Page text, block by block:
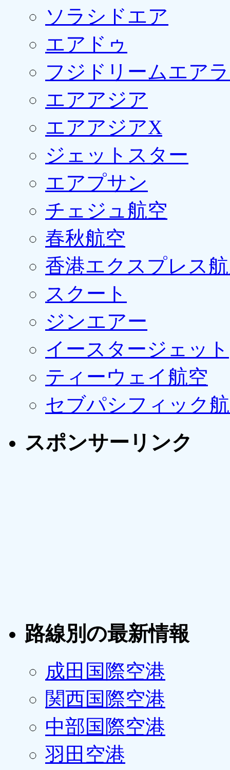
ソラシドエア
エアドゥ
フジドリームエア
エアアジア
エアアジアX
ジェットスター
エアプサン
チェジュ航空
春秋航空
香港エクスプレス
スクート
ジンエアー
イースタージェット
ティーウェイ航空
セブパシフィック
スポンサーリンク
路線別の最新情報
成田国際空港
関西国際空港
中部国際空港
羽田空港